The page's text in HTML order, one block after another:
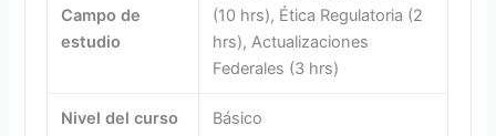
Campo de
estudio
(10 hrs), Ética Regulatoria (2
hrs), Actualizaciones
Federales (3 hrs)
Nivel del curso Básico